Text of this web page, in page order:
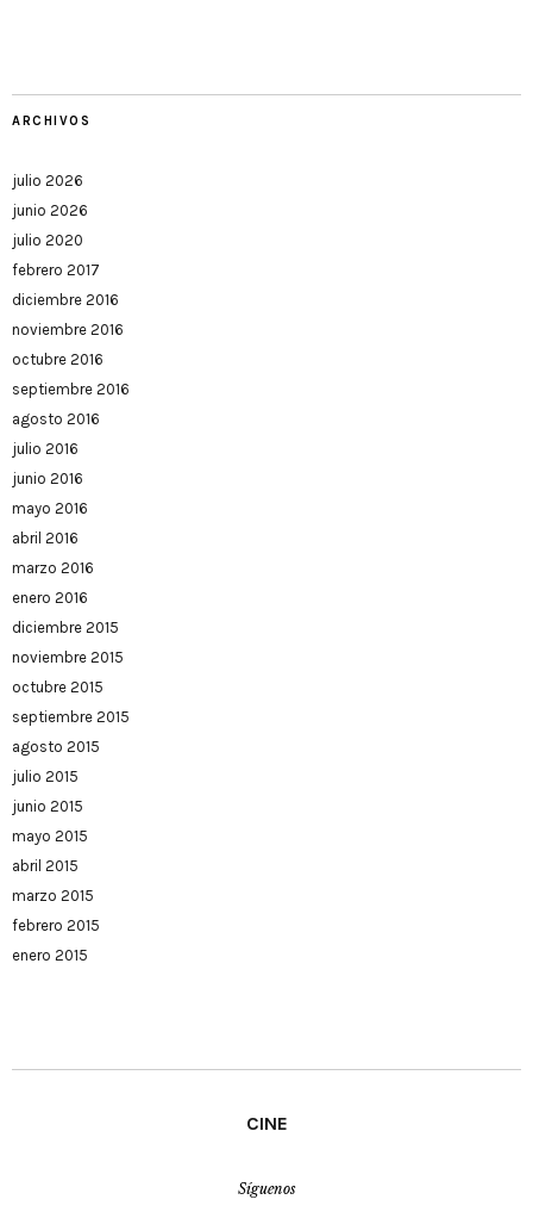
ARCHIVOS
julio 2026
junio 2026
julio 2020
febrero 2017
diciembre 2016
noviembre 2016
octubre 2016
septiembre 2016
agosto 2016
julio 2016
junio 2016
mayo 2016
abril 2016
marzo 2016
enero 2016
diciembre 2015
noviembre 2015
octubre 2015
septiembre 2015
agosto 2015
julio 2015
junio 2015
mayo 2015
abril 2015
marzo 2015
febrero 2015
enero 2015
CINE
Síguenos